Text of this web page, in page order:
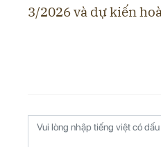
3/2026 và dự kiến